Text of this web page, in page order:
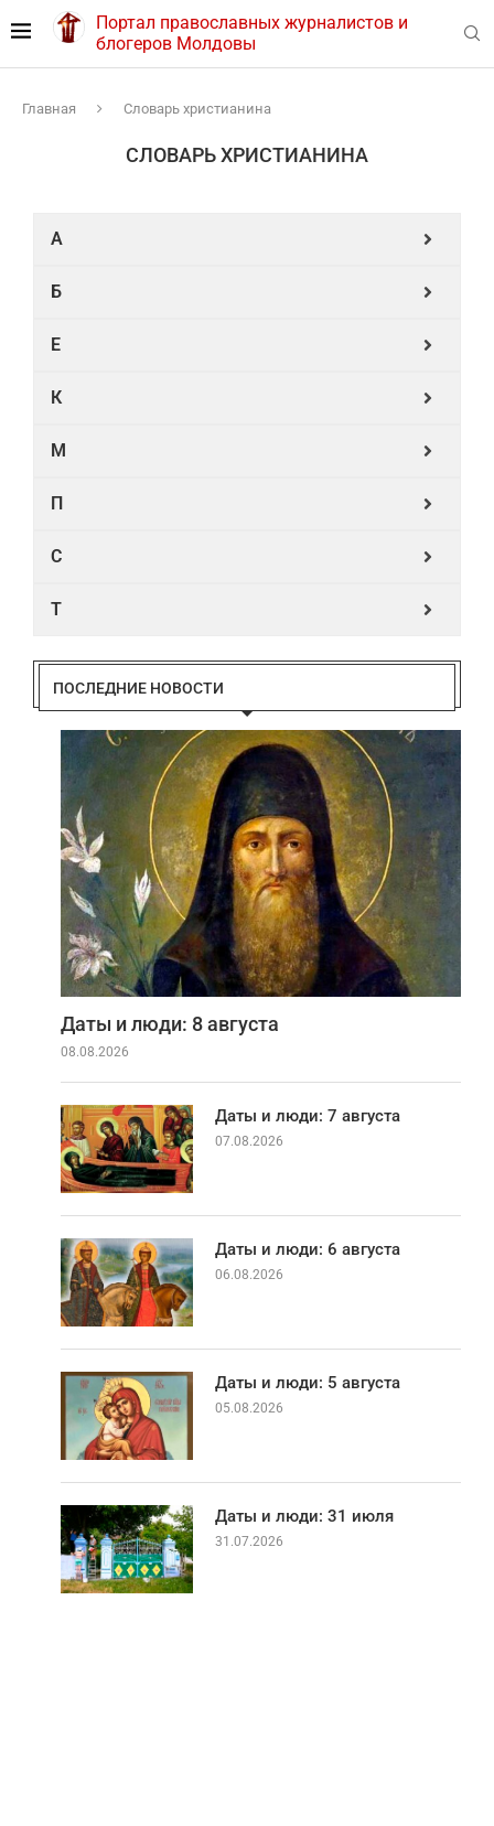
Портал православных журналистов и
блогеров Молдовы
Главная Словарь христианина
СЛОВАРЬ ХРИСТИАНИНА
A
Б
Е
К
М
П
С
Т
ПОСЛЕДНИЕ НОВОСТИ
Даты и люди: 8 августа
08.08.2026
Даты и люди: 7 августа
07.08.2026
Даты и люди: 6 августа
06.08.2026
Даты и люди: 5 августа
05.08.2026
Даты и люди: 31 июля
31.07.2026